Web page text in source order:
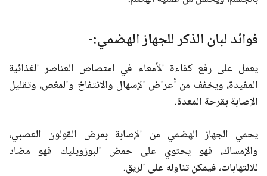
فوائد لبان الذكر للجهاز الهضمي:-
يعمل على رفع كفاءة الأمعاء في امتصاص العناصر الغذائية
المفيدة، ويخفف من أعراض الإسهال والانتفاخ والمغص، وتقليل
الإصابة بقرحة المعدة.
يحمي الجهاز الهضمي من الإصابة بمرض القولون العصبي،
والإمساك، فهو يحتوي على حمض البوزويليك فهو مضاد
للالتهابات، فيمكن تناوله على الريق.